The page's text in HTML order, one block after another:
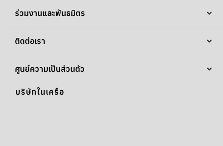
ร่วมงานและพันธมิตร
ติดต่อเรา
ศูนย์ความเป็นส่วนตัว
บริษัทในเครือ